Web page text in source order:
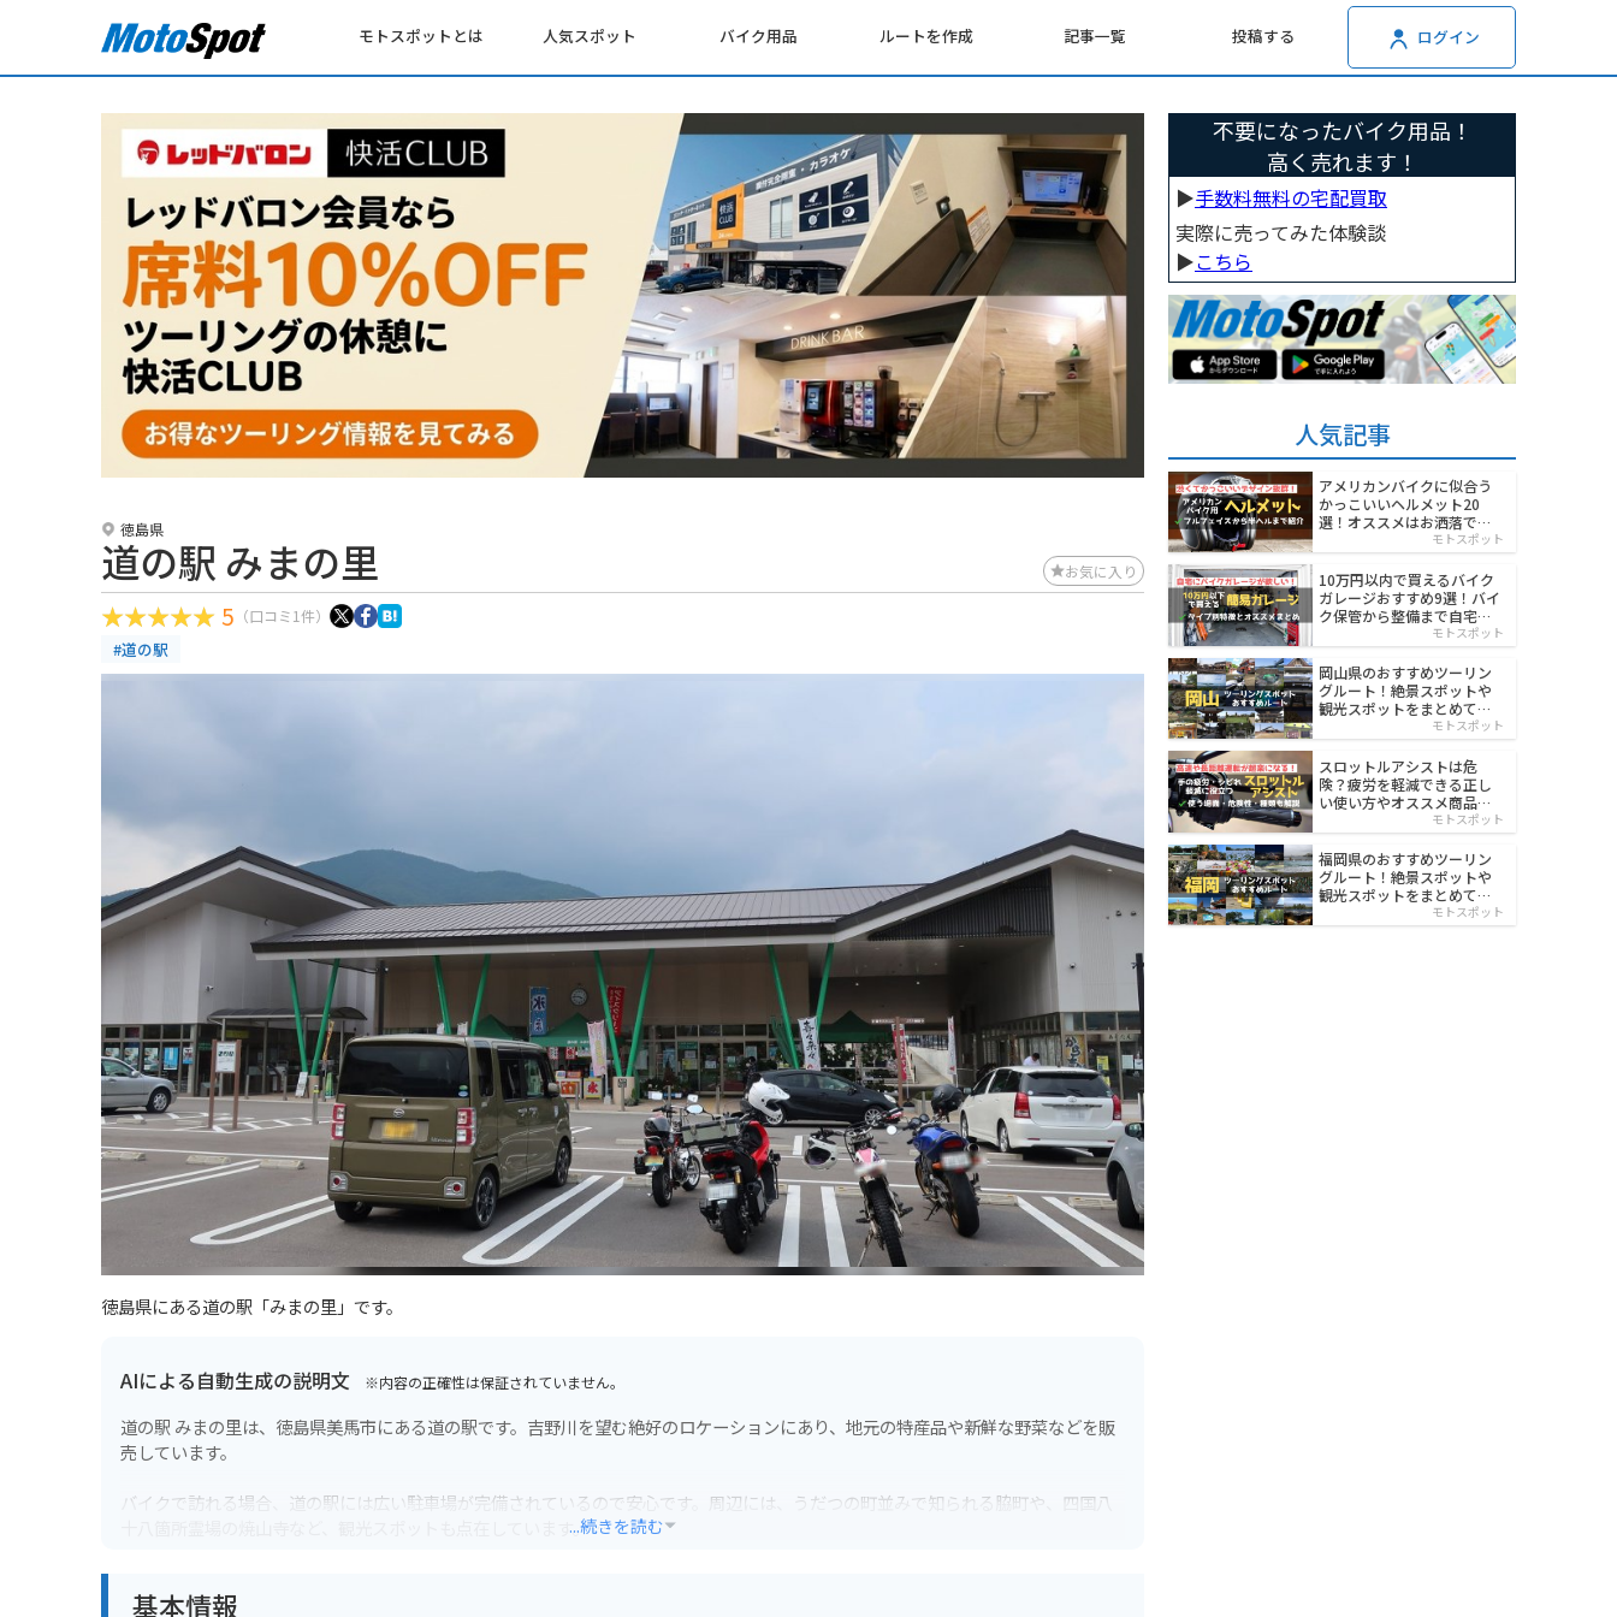
モトスポットとは 人気スポット バイク用品 ルートを作成 記事一覧 投稿する ログイン
徳島県
道の駅 みまの里 お気に入り
5 （口コミ1件）
#道の駅
徳島県にある道の駅「みまの里」です。
AIによる自動生成の説明文 ※内容の正確性は保証されていません。
道の駅 みまの里は、徳島県美馬市にある道の駅です。吉野川を望む絶好のロケーションにあり、地元の特産品や新鮮な野菜などを販
売しています。
バイクで訪れる場合、道の駅には広い駐車場が完備されているので安心です。周辺には、うだつの町並みで知られる脇町や、四国八
十八箇所霊場の焼山寺など、観光スポットも点在しています。
ど、地元の食材を使った料理も楽しむことができます。
...続きを読む
基本情報
不要になったバイク用品！
高く売れます！
▶︎手数料無料の宅配買取
実際に売ってみた体験談
▶︎こちら
人気記事
アメリカンバイクに似合う
かっこいいヘルメット20
選！オススメはお洒落でワ
モトスポット
10万円以内で買えるバイク
ガレージおすすめ9選！バイ
ク保管から整備まで自宅で
モトスポット
岡山県のおすすめツーリン
グルート！絶景スポットや
観光スポットをまとめて紹
モトスポット
スロットルアシストは危
険？疲労を軽減できる正し
い使い方やオススメ商品を
モトスポット
福岡県のおすすめツーリン
グルート！絶景スポットや
観光スポットをまとめて紹
モトスポット